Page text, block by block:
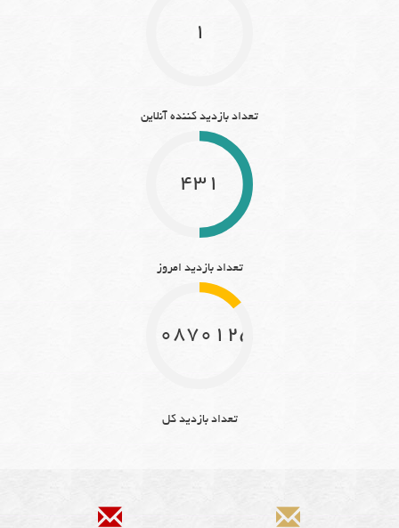
1
تعداد بازدید کننده آنلاین
431
تعداد بازدید امروز
10870125
تعداد بازدید کل